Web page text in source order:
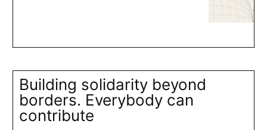
Building solidarity beyond
borders. Everybody can
contribute